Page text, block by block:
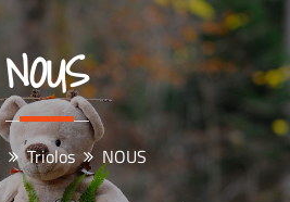
NOUS
Triolos NOUS